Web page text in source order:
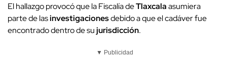
El hallazgo provocó que la Fiscalía deTlaxcalaasumiera
parte de lasinvestigacionesdebido a que el cadáver fue
encontrado dentro de sujurisdicción.
▼ Publicidad